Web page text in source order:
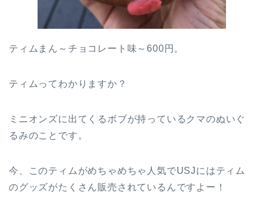
ティムまん～チョコレート味～600円。
ティムってわかりますか？
ミニオンズに出てくるボブが持っているクマのぬいぐ
るみのことです。
今、このティムがめちゃめちゃ人気でUSJにはティム
のグッズがたくさん販売されているんですよー！